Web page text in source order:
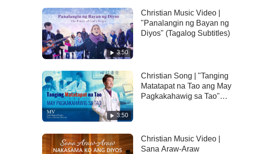
3:50
Christian Music Video |
"Panalangin ng Bayan ng
Diyos" (Tagalog Subtitles)
3:50
Christian Song | "Tanging
Matatapat na Tao ang May
Pagkakahawig sa Tao"
Christian Music Video |
Sana Araw-Araw